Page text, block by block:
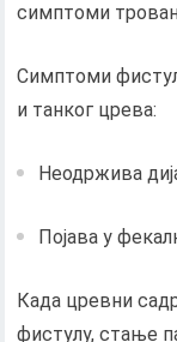
симптоми
Симптоми
и танког црева:
Неодржива
Појава у
Када цревни
фистулу, стање